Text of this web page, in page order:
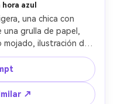
azul
una chica con
grulla de papel,
ilustración de
en negro y dorado,
para recortar,
--ar 4:5
↗